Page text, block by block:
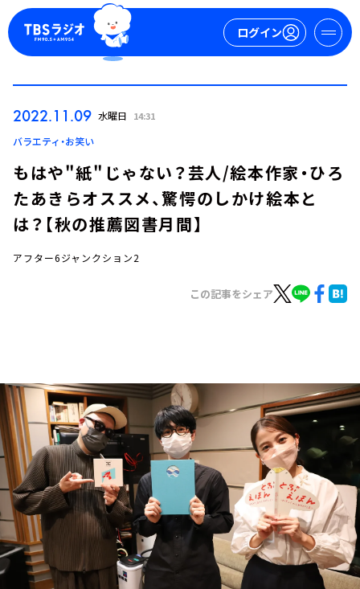
ログイン
ログイン
イベント・グッズ
YouTube
会社情報
2022.11.09 水曜日 14:31
バラエティ・お笑い
もはや"紙"じゃない？芸人/絵本作家・ひろ
たあきらオススメ、驚愕のしかけ絵本と
は？【秋の推薦図書月間】
アフター6ジャンクション2
この記事をシェア